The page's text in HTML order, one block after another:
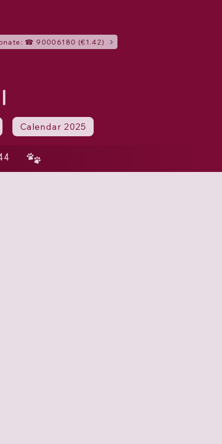
☎ 90006180 (€1.42)
Calendar 2025